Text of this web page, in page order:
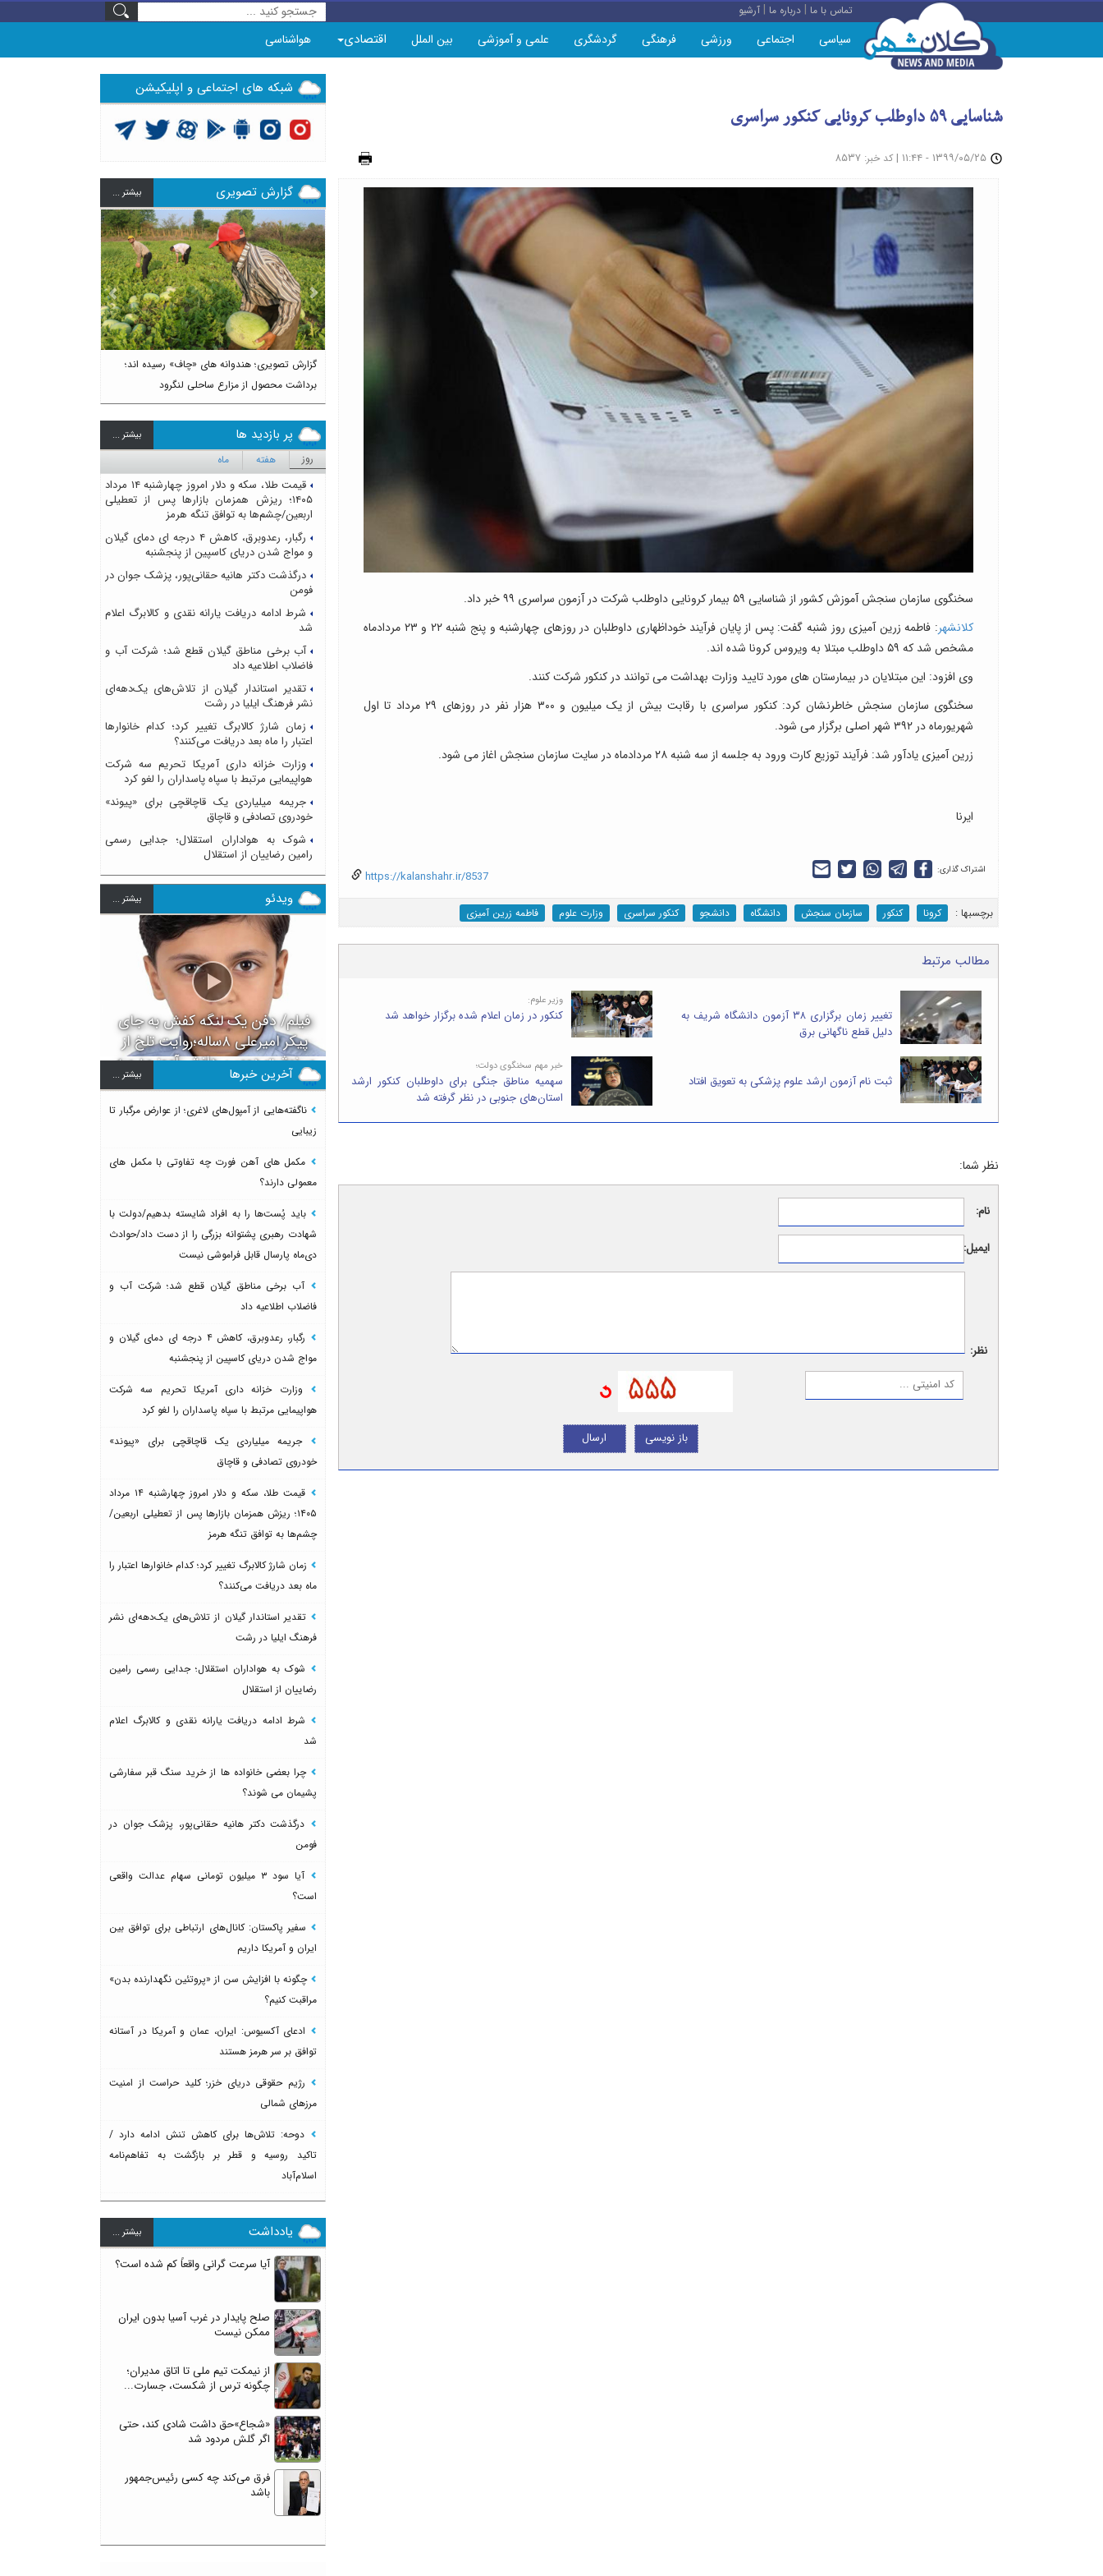
تماس با ما |درباره ما |آرشیو
سیاسی اجتماعی ورزشی فرهنگی گردشگری علمی و آموزشی بین الملل اقتصادی هواشناسی
شناسایی ۵۹ داوطلب کرونایی کنکور سراسری
| کد خبر: ۸۵۳۷
سخنگوی سازمان سنجش آموزش کشور از شناسایی ۵۹ بیمار کرونایی داوطلب شرکت در آزمون سراسری ۹۹ خبر داد.
کلانشهر
: فاطمه زرین آمیزی روز شنبه گفت: پس از پایان فرآیند خوداظهاری داوطلبان در روزهای چهارشنبه و پنج شنبه ۲۲ و ۲۳ مردادماه
مشخص شد که ۵۹ داوطلب مبتلا به ویروس کرونا شده اند.
وی افزود: این مبتلایان در بیمارستان های مورد تایید وزارت بهداشت می توانند در کنکور شرکت کنند.
سخنگوی سازمان سنجش خاطرنشان کرد: کنکور سراسری با رقابت بیش از یک میلیون و ۳۰۰ هزار نفر در روزهای ۲۹ مرداد تا اول
شهریورماه در ۳۹۲ شهر اصلی برگزار می شود.
زرین آمیزی یادآور شد: فرآیند توزیع کارت ورود به جلسه از سه شنبه ۲۸ مردادماه در سایت سازمان سنجش اغاز می شود.
ایرنا
https://kalanshahr.ir/8537 اشتراک گذاری:
برچسب‎ها : کرونا کنکور سازمان سنجش دانشگاه دانشجو کنکور سراسری وزارت علوم فاطمه زرین آمیزی
مطالب مرتبط
تغییر زمان برگزاری ۳۸ آزمون دانشگاه شریف به
دلیل قطع ناگهانی برق
وزیر علوم:
کنکور در زمان اعلام شده برگزار خواهد شد
ثبت نام آزمون ارشد علوم پزشکی به تعویق افتاد
خبر مهم سخنگوی دولت؛
سهمیه مناطق جنگی برای داوطلبان کنکور ارشد
استان‌های جنوبی در نظر گرفته شد
نظر شما:
نام:
ایمیل:
نظر:
ارسال باز نویسی
شبکه های اجتماعی و اپلیکیشن
گزارش تصویری بيشتر ...
گزارش تصویری؛ هندوانه های «چاف» رسیده اند؛
برداشت محصول از مزارع ساحلی لنگرود
Previous Next
پر بازدید ها بيشتر ...
روز هفته ماه
قیمت طلا، سکه و دلار امروز چهارشنبه ۱۴ مرداد
۱۴۰۵؛ ریزش همزمان بازارها پس از تعطیلی
اربعین/چشم‌ها به توافق تنگه هرمز
رگبار، رعدوبرق، کاهش ۴ درجه ای دمای گیلان
و مواج شدن دریای کاسپین از پنجشنبه
درگذشت دکتر هانیه حقانی‌پور، پزشک جوان در
فومن
شرط ادامه دریافت یارانه نقدی و کالابرگ اعلام
شد
آب برخی مناطق گیلان قطع شد؛ شرکت آب و
فاضلاب اطلاعیه داد
تقدیر استاندار گیلان از تلاش‌های یک‌دهه‌ای
نشر فرهنگ ایلیا در رشت
زمان شارژ کالابرگ تغییر کرد؛ کدام خانوارها
اعتبار را ماه بعد دریافت می‌کنند؟
وزارت خزانه داری آمریکا تحریم سه شرکت
هواپیمایی مرتبط با سپاه پاسداران را لغو کرد
جریمه میلیاردی یک قاچاقچی برای «پیوند»
خودروی تصادفی و قاچاق
شوک به هواداران استقلال؛ جدایی رسمی
رامین رضاییان از استقلال
ویدئو بيشتر ...
فیلم/ دفن یک لنگه کفش به جای
پیکر امیرعلی ۸ساله؛روایت تلخ از
سرنوشت دومین دانش آموز مدرسه
میناب بعد از ماکان
آخرین خبرها بيشتر ...
ناگفته‌هایی از آمپول‌های لاغری؛ از عوارض مرگبار تا
زیبایی
مکمل های آهن فورت چه تفاوتی با مکمل های
معمولی دارند؟
باید پُست‌ها را به افراد شایسته بدهیم/دولت با
شهادت رهبری پشتوانه بزرگی را از دست داد/حوادث
دی‌ماه پارسال قابل فراموشی نیست
آب برخی مناطق گیلان قطع شد؛ شرکت آب و
فاضلاب اطلاعیه داد
رگبار، رعدوبرق، کاهش ۴ درجه ای دمای گیلان و
مواج شدن دریای کاسپین از پنجشنبه
وزارت خزانه داری آمریکا تحریم سه شرکت
هواپیمایی مرتبط با سپاه پاسداران را لغو کرد
جریمه میلیاردی یک قاچاقچی برای «پیوند»
خودروی تصادفی و قاچاق
قیمت طلا، سکه و دلار امروز چهارشنبه ۱۴ مرداد
۱۴۰۵؛ ریزش همزمان بازارها پس از تعطیلی اربعین/
چشم‌ها به توافق تنگه هرمز
زمان شارژ کالابرگ تغییر کرد؛ کدام خانوارها اعتبار را
ماه بعد دریافت می‌کنند؟
تقدیر استاندار گیلان از تلاش‌های یک‌دهه‌ای نشر
فرهنگ ایلیا در رشت
شوک به هواداران استقلال؛ جدایی رسمی رامین
رضاییان از استقلال
شرط ادامه دریافت یارانه نقدی و کالابرگ اعلام
شد
چرا بعضی خانواده ها از خرید سنگ قبر سفارشی
پشیمان می شوند؟
درگذشت دکتر هانیه حقانی‌پور، پزشک جوان در
فومن
آیا سود ۳ میلیون تومانی سهام عدالت واقعی
است؟
سفیر پاکستان: کانال‌های ارتباطی برای توافق بین
ایران و آمریکا داریم
چگونه با افزایش سن از «پروتئین نگهدارنده بدن»
مراقبت کنیم؟
ادعای آکسیوس: ایران، عمان و آمریکا در آستانه
توافق بر سر هرمز هستند
رژیم حقوقی دریای خزر؛ کلید حراست از امنیت
مرزهای شمالی
دوحه: تلاش‌ها برای کاهش تنش ادامه دارد /
تاکید روسیه و قطر بر بازگشت به تفاهم‌نامه
اسلام‌آباد
یادداشت بيشتر ...
آیا سرعت گرانی واقعاً کم شده است؟
صلح پایدار در غرب آسیا بدون ایران
ممکن نیست
از نیمکت تیم ملی تا اتاق مدیران؛
چگونه ترس از شکست، جسارت...
«شجاع»حق داشت شادی کند، حتی
اگر گلش مردود شد
فرق می‌کند چه کسی رئیس‌جمهور
باشد